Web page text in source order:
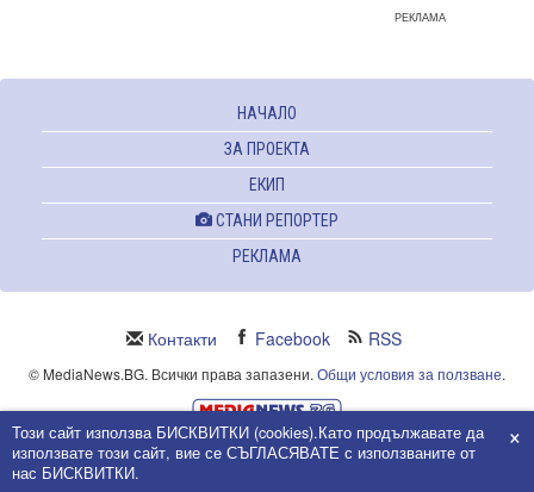
РЕКЛАМА
НАЧАЛО
ЗА ПРОЕКТА
ЕКИП
СТАНИ РЕПОРТЕР
РЕКЛАМА
Контакти Facebook RSS
© MediaNews.BG. Всички права запазени. Общи условия за ползване.
Powered and owned by Intersat Ltd.
Собственост на Интерсат ООД.
Този сайт използва БИСКВИТКИ (cookies).Като продължавате да
използвате този сайт, вие се СЪГЛАСЯВАТЕ с използваните от
нас БИСКВИТКИ.
×